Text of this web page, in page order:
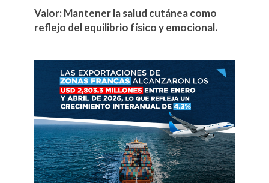
Valor: Mantener la salud cutánea como
reflejo del equilibrio físico y emocional.